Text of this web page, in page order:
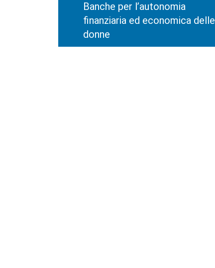
Banche per l’autonomia
finanziaria ed economica delle
donne